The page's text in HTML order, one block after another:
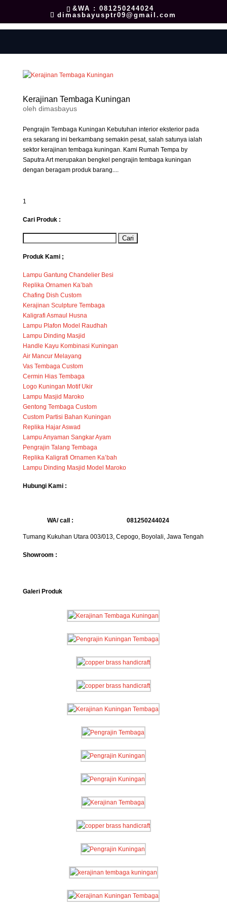
&WA : 081250244024
dimasbayusptr09@gmail.com
Kerajinan Tembaga Kuningan
oleh dimasbayus
Pengrajin Tembaga Kuningan Kebutuhan interior eksterior pada
era sekarang ini berkambang semakin pesat, salah satunya ialah
sektor kerajinan tembaga kuningan. Kami Rumah Tempa by
Saputra Art merupakan bengkel pengrajin tembaga kuningan
dengan beragam produk barang....
1
Cari Produk :
Produk Kami ;
Lampu Gantung Chandelier Besi
Replika Ornamen Ka’bah
Chafing Dish Custom
Kerajinan Sculpture Tembaga
Kaligrafi Asmaul Husna
Lampu Plafon Model Raudhah
Lampu Dinding Masjid
Handle Kayu Kombinasi Kuningan
Air Mancur Melayang
Vas Tembaga Custom
Cermin Hias Tembaga
Logo Kuningan Motif Ukir
Lampu Masjid Maroko
Gentong Tembaga Custom
Custom Partisi Bahan Kuningan
Replika Hajar Aswad
Lampu Anyaman Sangkar Ayam
Pengrajin Talang Tembaga
Replika Kaligrafi Ornamen Ka’bah
Lampu Dinding Masjid Model Maroko
Hubungi Kami :
WA/ call : 081250244024
Tumang Kukuhan Utara 003/013, Cepogo, Boyolali, Jawa Tengah
Showroom :
Galeri Produk